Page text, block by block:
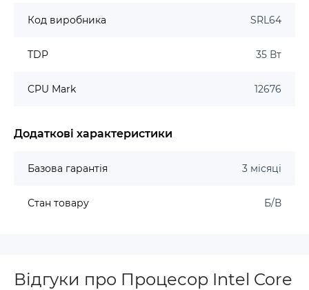
Код виробника SRL64
TDP 35 Вт
CPU Mark 12676
Додаткові характеристики
Базова гарантія 3 місяці
Стан товару Б/В
Відгуки про Процесор Intel Core